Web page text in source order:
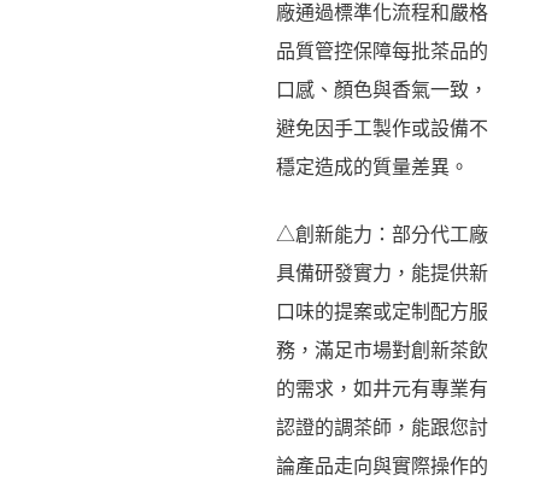
廠通過標準化流程和嚴格
品質管控保障每批茶品的
口感、顏色與香氣一致，
避免因手工製作或設備不
穩定造成的質量差異。
△創新能力：部分代工廠
具備研發實力，能提供新
口味的提案或定制配方服
務，滿足市場對創新茶飲
的需求，如井元有專業有
認證的調茶師，能跟您討
論產品走向與實際操作的